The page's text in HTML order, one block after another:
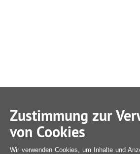
Zustimmung zur
von Cookies
Wir verwenden Cookies, um Inhalte und